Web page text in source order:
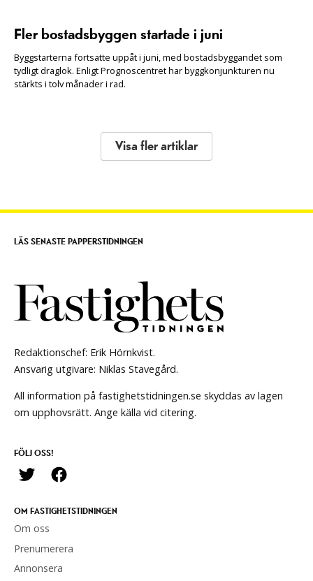
Fler bostadsbyggen startade i juni
Byggstarterna fortsatte uppåt i juni, med bostadsbyggandet som
tydligt draglok. Enligt Prognoscentret har byggkonjunkturen nu
stärkts i tolv månader i rad.
Visa fler artiklar
Redaktionschef: Erik Hörnkvist.
Ansvarig utgivare: Niklas Stavegård.
All information på fastighetstidningen.se skyddas av lagen
om upphovsrätt. Ange källa vid citering.
FÖLJ OSS!
OM FASTIGHETSTIDNINGEN
Om oss
Prenumerera
Annonsera
LÄS SENASTE PAPPERSTIDNINGEN